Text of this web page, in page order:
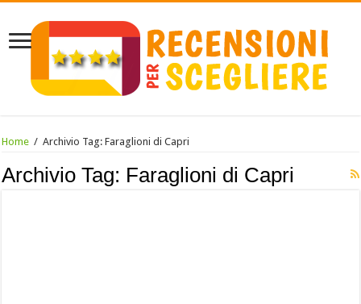
Home / Archivio Tag:Faraglioni di Capri
Archivio Tag: Faraglioni di Capri